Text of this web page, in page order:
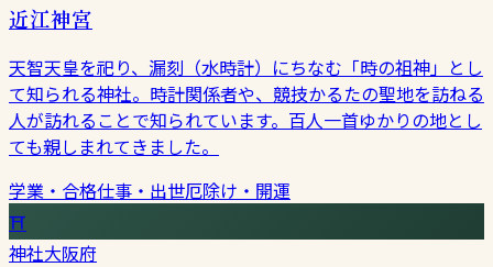
近江神宮
天智天皇を祀り、漏刻（水時計）にちなむ「時の祖神」とし
て知られる神社。時計関係者や、競技かるたの聖地を訪ねる
人が訪れることで知られています。百人一首ゆかりの地とし
ても親しまれてきました。
学業・合格仕事・出世厄除け・開運
⛩
神社大阪府